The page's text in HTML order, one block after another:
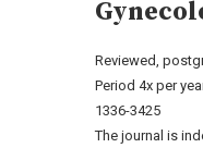
Reviewed,
Period 4x per
1336-3425
The journal is